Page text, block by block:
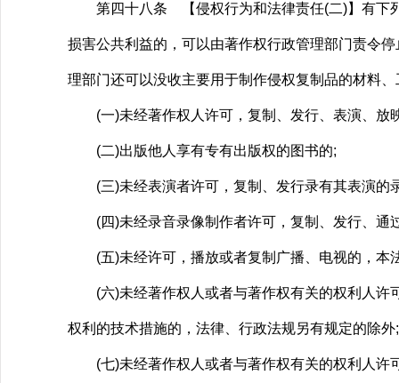
第四十八条 【侵权行为和法律责任(二)】有下列
损害公共利益的，可以由著作权行政管理部门责令
理部门还可以没收主要用于制作侵权复制品的材料
(一)未经著作权人许可，复制、发行、表演、放
(二)出版他人享有专有出版权的图书的;
(三)未经表演者许可，复制、发行录有其表演的
(四)未经录音录像制作者许可，复制、发行、通
(五)未经许可，播放或者复制广播、电视的，本
(六)未经著作权人或者与著作权有关的权利人许
权利的技术措施的，法律、行政法规另有规定的除外;
(七)未经著作权人或者与著作权有关的权利人许